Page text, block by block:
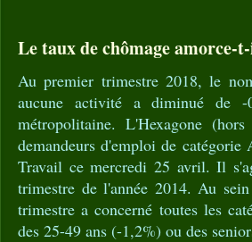
Le taux de chômage amorce-
Au premier trimestre 2018, le
aucune activité a diminué de
métropolitaine. L'Hexagone
demandeurs d'emploi de
Travail ce mercredi 25 avril. Il
trimestre de l'année 2014. Au
trimestre a concerné toutes les
des 25-49 ans (-1,2%) ou des